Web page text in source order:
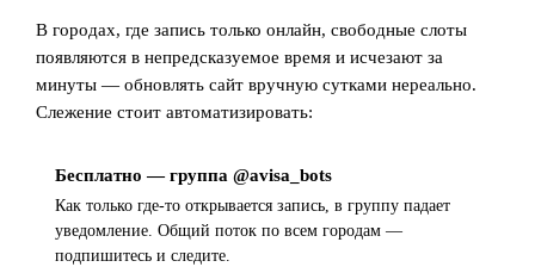
В городах, где запись только онлайн, свободные слоты
появляются в непредсказуемое время и исчезают за
минуты — обновлять сайт вручную сутками нереально.
Слежение стоит автоматизировать:
Бесплатно — группа @avisa_bots
Как только где-то открывается запись, в группу падает
уведомление. Общий поток по всем городам —
подпишитесь и следите.